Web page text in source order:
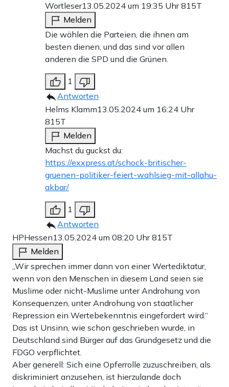
Wortleser13.05.2024 um 19:35 Uhr815T
Melden
Die wählen die Parteien, die ihnen am
besten dienen, und das sind vor allen
anderen die SPD und die Grünen.
1
Antworten
Helms Klamm13.05.2024 um 16:24 Uhr
815T
Melden
Machst du guckst du:
https://exxpress.at/schock-britischer-
gruenen-politiker-feiert-wahlsieg-mit-allahu-
akbar/
1
Antworten
HPHessen13.05.2024 um 08:20 Uhr815T
Melden
„Wir sprechen immer dann von einer Wertediktatur,
wenn von den Menschen in diesem Land seien sie
Muslime oder nicht-Muslime unter Androhung von
Konsequenzen, unter Androhung von staatlicher
Repression ein Wertebekenntnis eingefordert wird.“
Das ist Unsinn, wie schon geschrieben wurde, in
Deutschland sind Bürger auf das Grundgesetz und die
FDGO verpflichtet.
Aber generell: Sich eine Opferrolle zuzuschreiben, als
diskriminiert anzusehen, ist hierzulande doch